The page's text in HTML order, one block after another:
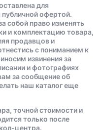
для
публичной офертой.
собой право изменять
и комплектацию товара,
продавцов и
с пониманием к
извинения за
и фотографиях
за сообщение об
наш каталог еще
точной стоимости и
только после
центра.